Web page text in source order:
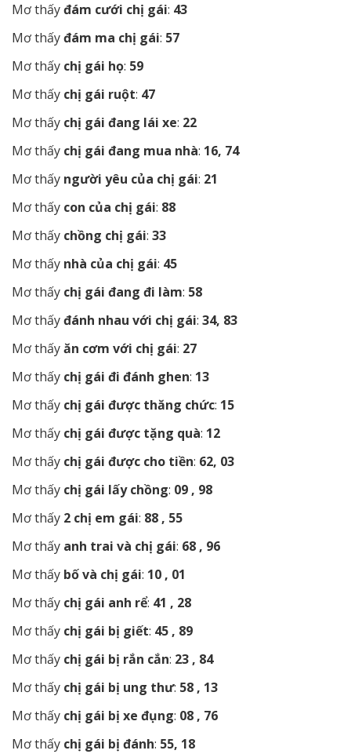
Mơ thấyđám cưới chị gái: 43
Mơ thấyđám ma chị gái: 57
Mơ thấy chị gái họ: 59
Mơ thấy chị gái ruột: 47
Mơ thấy chị gái đang lái xe: 22
Mơ thấy chị gái đang mua nhà: 16, 74
Mơ thấy người yêu của chị gái: 21
Mơ thấy con của chị gái: 88
Mơ thấy chồng chị gái: 33
Mơ thấy nhà của chị gái: 45
Mơ thấy chị gái đang đi làm: 58
Mơ thấyđánh nhau với chị gái: 34, 83
Mơ thấyăn cơm với chị gái: 27
Mơ thấy chị gái đi đánh ghen: 13
Mơ thấy chị gái được thăng chức: 15
Mơ thấy chị gái được tặng quà: 12
Mơ thấy chị gái được cho tiền: 62, 03
Mơ thấy chị gái lấy chồng: 09 , 98
Mơ thấy 2 chị em gái: 88 , 55
Mơ thấy anh trai và chị gái: 68 , 96
Mơ thấy bố và chị gái: 10 , 01
Mơ thấy chị gái anh rể: 41 , 28
Mơ thấy chị gái bị giết: 45 , 89
Mơ thấy chị gái bị rắn cắn: 23 , 84
Mơ thấy chị gái bị ung thư: 58 , 13
Mơ thấy chị gái bị xe đụng: 08 , 76
Mơ thấy chị gái bị đánh: 55, 18